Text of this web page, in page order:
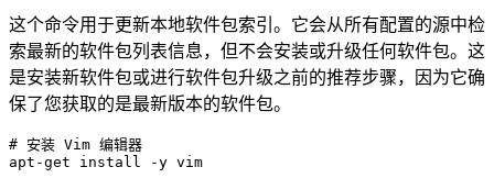
这个命令用于更新本地软件包索引。它会从所有配置的源中检
索最新的软件包列表信息，但不会安装或升级任何软件包。这
是安装新软件包或进行软件包升级之前的推荐步骤，因为它确
保了您获取的是最新版本的软件包。
# 安装 Vim 编辑器
apt-get